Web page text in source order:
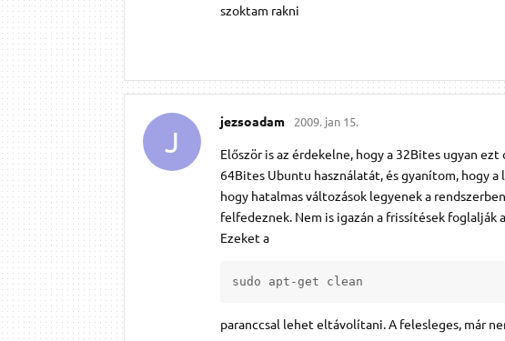
szoktam rakni
J
jezsoadam 2009. jan 15.
Először is az érdekelne, hogy a 32Bites ugyan
64Bites Ubuntu használatát, és gyanítom, hogy a
hogy hatalmas változások legyenek a
felfedeznek. Nem is igazán a frissítések
Ezeket a
sudo apt-get clean
paranccsal lehet eltávolítani. A felesleges, már